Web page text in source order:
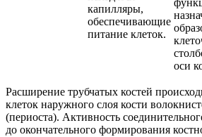
капилляры,
обеспечивающие
питание клеток.
оси
Расширение трубчатых костей
клеток наружного слоя кости
(периоста). Активность
до окончательного формирования